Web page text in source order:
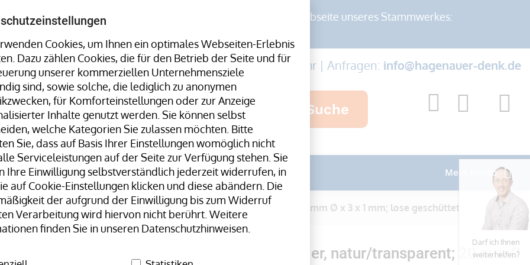
Cookies, um Ihnen ein optimales Webseiten-Erlebnis
Dazu zählen Cookies, die für den Betrieb der Seite und für
unserer kommerziellen Unternehmensziele
sind, sowie solche, die lediglich zu anonymen
für Komforteinstellungen oder zur Anzeige
Inhalte genutzt werden. Sie können selbst
welche Kategorien Sie zulassen möchten. Bitte
Sie, dass auf Basis Ihrer Einstellungen womöglich nicht
Serviceleistungen auf der Seite zur Verfügung stehen. Sie
Ihre Einwilligung selbstverständlich jederzeit widerrufen, in
auf Cookie-Einstellungen klicken und diese abändern. Die
der aufgrund der Einwilligung bis zum Widerruf
Verarbeitung wird hiervon nicht berührt. Weitere
finden Sie in unseren Datenschutzhinweisen.
Stretchwickler uvm. finden Sie auf der Webseite unseres Stammwerkes:
Hotline:+49 8323 9660-0| Mo-Fr 07:30-17:00 Uhr | Anfragen: info@hagenauer-denk.de
Suche
Unser Team H+D Stammwerk Mein Konto
Naturkautschuk Gummibänder, natur/transparent; 20 mm Ø x 3 x 1 mm; lose geschüttet
Gummibänder, natur/transparent; 20 mm Ø
Darf ich Ihnen
weiterhelfen?